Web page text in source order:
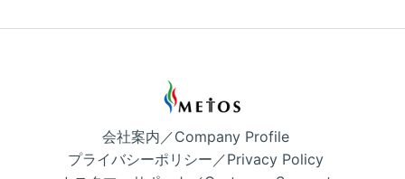
会社案内／Company Profile
プライバシーポリシー／Privacy Policy